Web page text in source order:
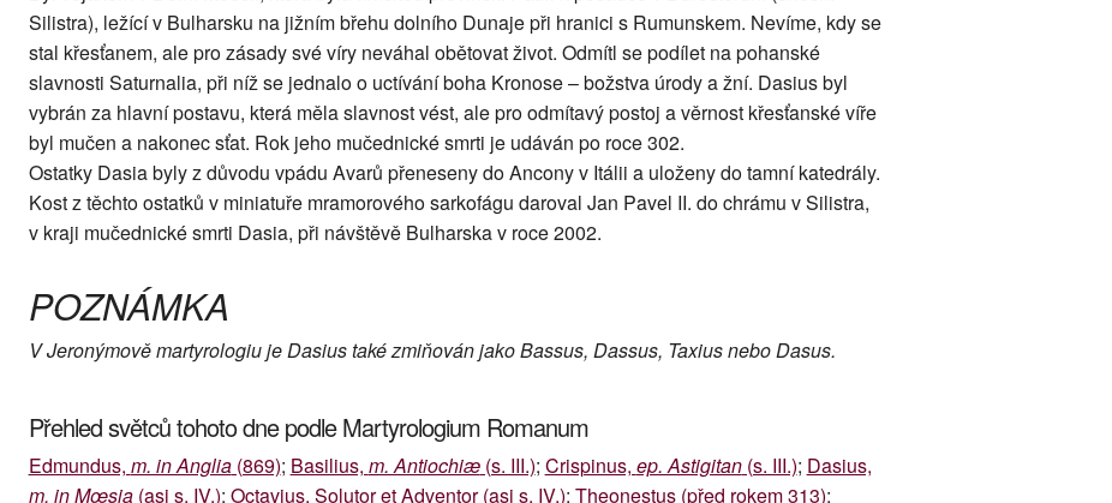
Silistra), ležící v Bulharsku na jižním břehu dolního Dunaje při hranici s Rumunskem. Nevíme, kdy se
stal křesťanem, ale pro zásady své víry neváhal obětovat život. Odmítl se podílet na pohanské
slavnosti Saturnalia, při níž se jednalo o uctívání boha Kronose – božstva úrody a žní. Dasius byl
vybrán za hlavní postavu, která měla slavnost vést, ale pro odmítavý postoj a věrnost křesťanské víře
byl mučen a nakonec sťat. Rok jeho mučednické smrti je udáván po roce 302.
Ostatky Dasia byly z důvodu vpádu Avarů přeneseny do Ancony v Itálii a uloženy do tamní katedrály.
Kost z těchto ostatků v miniatuře mramorového sarkofágu daroval Jan Pavel II. do chrámu v Silistra,
v kraji mučednické smrti Dasia, při návštěvě Bulharska v roce 2002.
POZNÁMKA
V Jeronýmově martyrologiu je Dasius také zmiňován jako Bassus, Dassus, Taxius nebo Dasus.
Přehled světců tohoto dne podle Martyrologium Romanum
Edmundus, m. in Anglia(869); Basilius, m. Antiochiæ(s. III.); Crispinus, ep. Astigitan(s. III.); Dasius,
m. in Mœsia(asi s. IV.); Octavius, Solutor et Adventor (asi s. IV.); Theonestus (před rokem 313);